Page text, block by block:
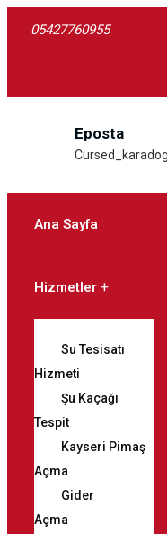
05427760955
Eposta
Ana Sayfa
Hizmetler
Su Tesisatı
Hizmeti
Şu Kaçağı
Tespit
Kayseri Pimaş
Açma
Gider
Açma